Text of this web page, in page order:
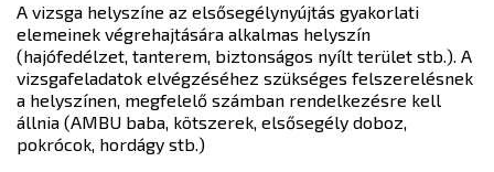
A vizsga helyszíne az elsősegélynyújtás gyakorlati
elemeinek végrehajtására alkalmas helyszín
(hajófedélzet, tanterem, biztonságos nyílt terület stb.). A
vizsgafeladatok elvégzéséhez szükséges felszerelésnek
a helyszínen, megfelelő számban rendelkezésre kell
állnia (AMBU baba, kötszerek, elsősegély doboz,
pokrócok, hordágy stb.)